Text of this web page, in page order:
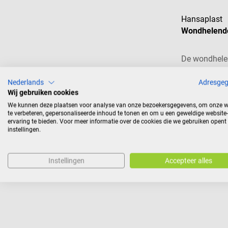
Hansaplast
De
bevordert
kleine,
wond
wondmilieu
het risico
Deze zalf is
vanaf€
Prijzen incl. BTW,
Nederlands
Wij gebruiken cookies
We kunnen deze plaatsen voor analyse van onze bezoekersgegevens, om onze
te verbeteren, gepersonaliseerde inhoud te tonen en om u een geweldige website-
ervaring te bieden. Voor meer informatie over de cookies die we gebruiken opent
instellingen.
Instellingen Accepteer alles